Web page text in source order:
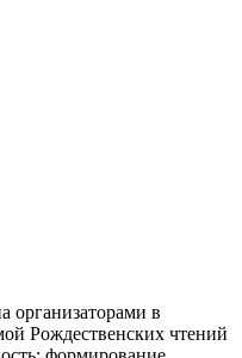
организаторами в
Рождественских чтений